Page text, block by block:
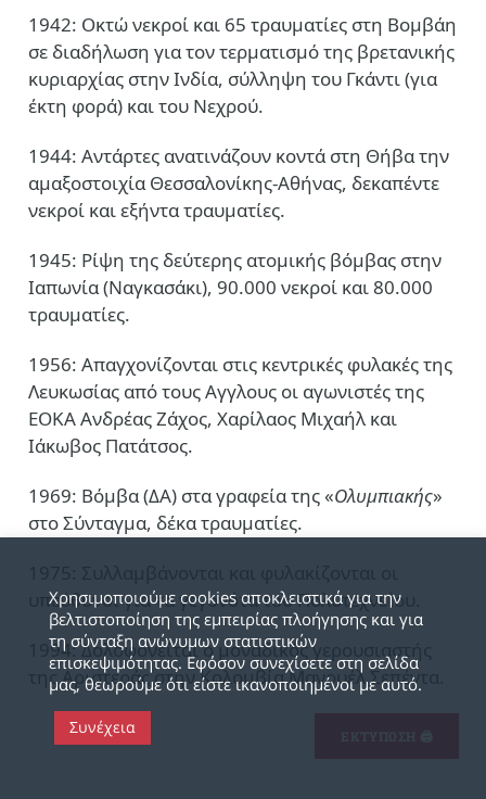
1942: Οκτώ νεκροί και 65 τραυματίες στη Βομβάη
σε διαδήλωση για τον τερματισμό της βρετανικής
κυριαρχίας στην Ινδία, σύλληψη του Γκάντι (για
έκτη φορά) και του Νεχρού.
1944: Αντάρτες ανατινάζουν κοντά στη Θήβα την
αμαξοστοιχία Θεσσαλονίκης-Αθήνας, δεκαπέντε
νεκροί και εξήντα τραυματίες.
1945: Ρίψη της δεύτερης ατομικής βόμβας στην
Ιαπωνία (Ναγκασάκι), 90.000 νεκροί και 80.000
τραυματίες.
1956: Απαγχονίζονται στις κεντρικές φυλακές της
Λευκωσίας από τους Αγγλους οι αγωνιστές της
ΕΟΚΑ Ανδρέας Ζάχος, Χαρίλαος Μιχαήλ και
Ιάκωβος Πατάτσος.
1969: Βόμβα (ΔΑ) στα γραφεία της «Ολυμπιακής»
στο Σύνταγμα, δέκα τραυματίες.
υπεύθυνοι για τα γεγονότα του Πολυτεχνείου.
1994: Δολοφονείται ο μοναδικός γερουσιαστής
της Αριστεράς στην Κολομβία Μανουέλ Σεπέντα.
Χρησιμοποιούμε cookies αποκλειστικά για την
βελτιστοποίηση της εμπειρίας πλοήγησης και για
τη σύνταξη ανώνυμων στατιστικών
επισκεψιμότητας. Εφόσον συνεχίσετε στη σελίδα
μας, θεωρούμε ότι είστε ικανοποιημένοι με αυτό.
Συνέχεια